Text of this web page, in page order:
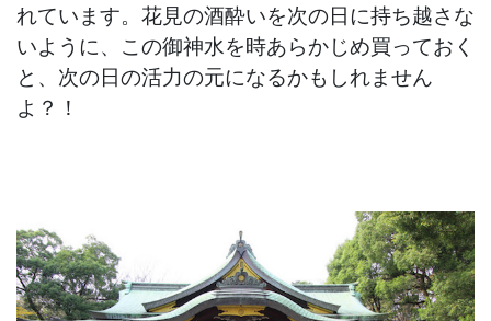
れています。花見の酒酔いを次の日に持ち越さな
いように、この御神水を時あらかじめ買っておく
と、次の日の活力の元になるかもしれません
よ？！